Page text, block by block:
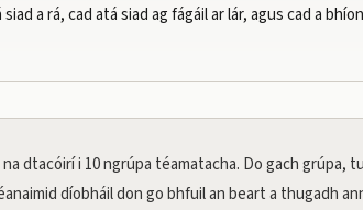
a rá, cad atá siad ag fágáil ar lár, agus cad a
dtacóirí i 10 ngrúpa téamatacha. Do gach grúpa,
díobháil don go bhfuil an beart a thugadh